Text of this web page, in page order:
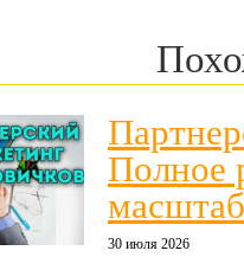
Полное
30 июля 2026